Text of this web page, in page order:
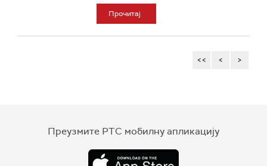
Прочитај
<< < >
Преузмите РТС мобилну апликацију